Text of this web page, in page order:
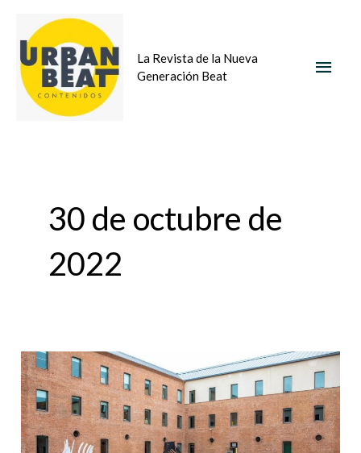
contenido
La Revista de la Nueva
Generación Beat
30 de octubre de
2022
CECILIA
PAREDES
«EL
NO